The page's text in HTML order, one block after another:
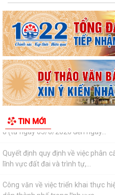
TIN MỚI
Thông báo Lịch làm việc của Lãnh
8 (từ ngày 03/8/2026 đến ngày...
Quyết định quy định về việc phân
lĩnh vực đất đai và trình tự,...
Công văn về việc triển khai thực
dân thành phố trong lĩnh vực...
đất đai theo quy định tại Điều...
định ADN đối với các mộ liệt sĩ...
công tác cán bộ